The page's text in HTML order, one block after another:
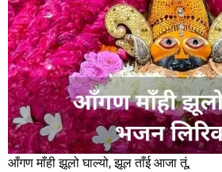
आँगण माँही झूलो घाल्यो, झूल ताँई आजा तूं,